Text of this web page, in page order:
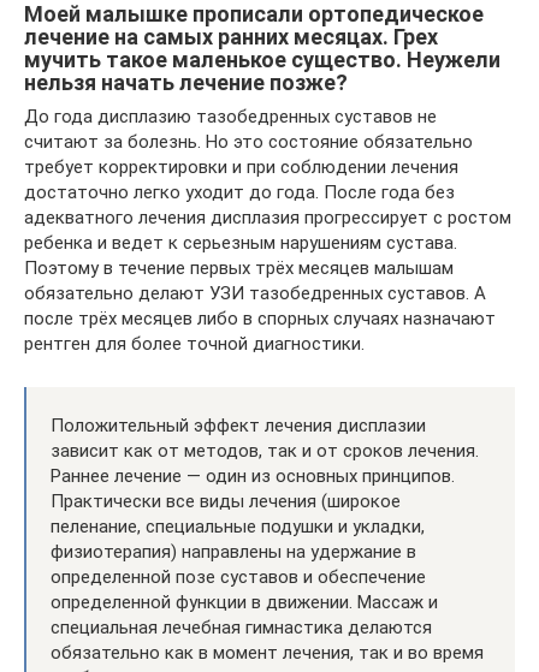
Моей малышке прописали ортопедическое
лечение на самых ранних месяцах. Грех
мучить такое маленькое существо. Неужели
нельзя начать лечение позже?
До года дисплазию тазобедренных суставов не
считают за болезнь. Но это состояние обязательно
требует корректировки и при соблюдении лечения
достаточно легко уходит до года. После года без
адекватного лечения дисплазия прогрессирует с ростом
ребенка и ведет к серьезным нарушениям сустава.
Поэтому в течение первых трёх месяцев малышам
обязательно делают УЗИ тазобедренных суставов. А
после трёх месяцев либо в спорных случаях назначают
рентген для более точной диагностики.
Положительный эффект лечения дисплазии
зависит как от методов, так и от сроков лечения.
Раннее лечение — один из основных принципов.
Практически все виды лечения (широкое
пеленание, специальные подушки и укладки,
физиотерапия) направлены на удержание в
определенной позе суставов и обеспечение
определенной функции в движении. Массаж и
специальная лечебная гимнастика делаются
обязательно как в момент лечения, так и во время